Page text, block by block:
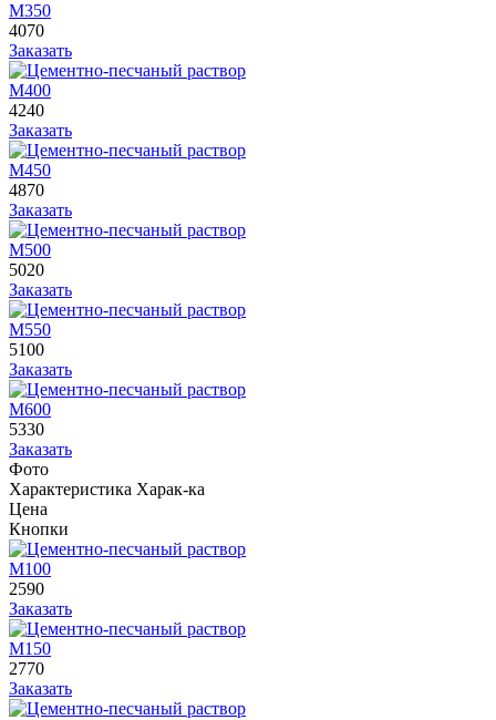
М350
4070
Заказать
М400
4240
Заказать
М450
4870
Заказать
М500
5020
Заказать
М550
5100
Заказать
М600
5330
Заказать
Фото
Характеристика Харак-ка
Цена
Кнопки
М100
2590
Заказать
М150
2770
Заказать